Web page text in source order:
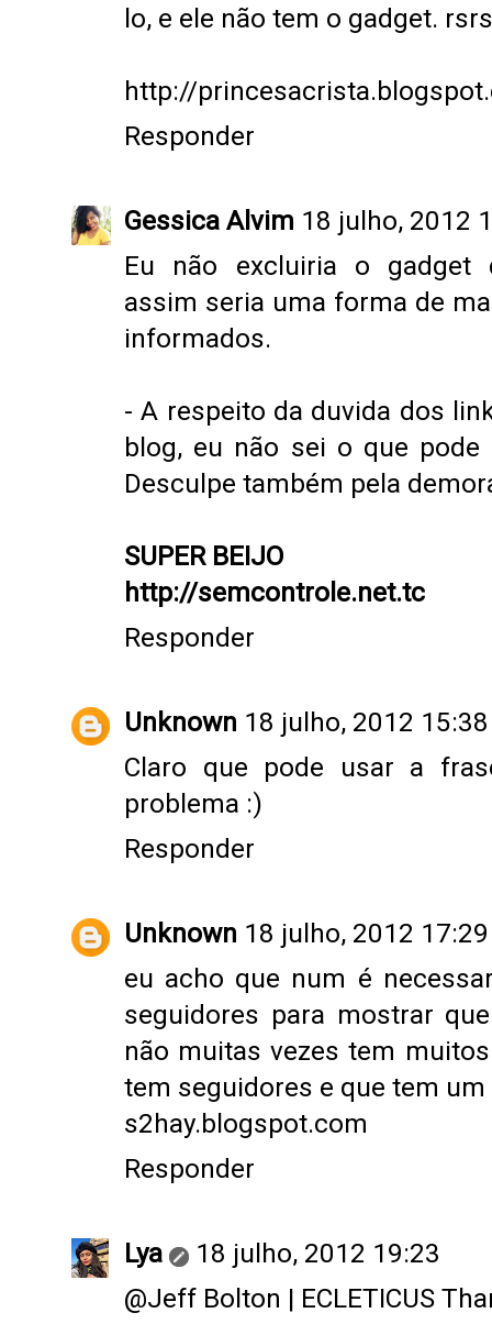
lo, e ele não tem o gadget.
http://
Responder
Gessica Alvim 18 julho, 2012
Eu não excluiria o gadget
assim seria uma forma de
informados.
- A respeito da duvida dos
blog, eu não sei o que
Desculpe também pela
SUPER BEIJO
http://semcontrole.net.tc
Responder
Unknown 18 julho, 2012 15:38
Claro que pode usar a
problema :)
Responder
Unknown 18 julho, 2012 17:29
eu acho que num é
seguidores para mostrar
não muitas vezes tem
tem seguidores e que tem
s2hay.blogspot.com
Responder
Lya
18 julho, 2012 19:23
@Jeff Bolton | ECLETICUS